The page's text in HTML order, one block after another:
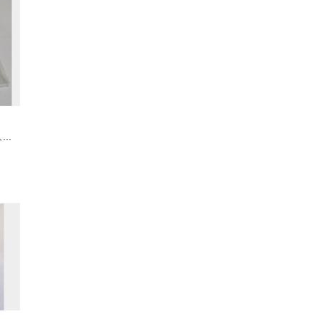
アドウイングバス用 銀色パーツCセット （ワイパー、サイドミラー）